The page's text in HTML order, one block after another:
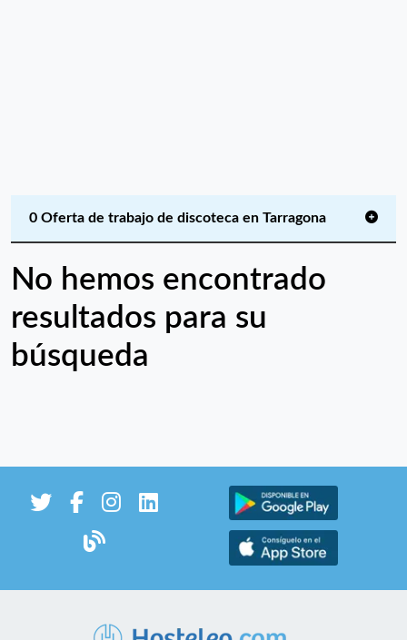
0 Oferta de trabajo de discoteca en Tarragona
No hemos encontrado
resultados para su
búsqueda